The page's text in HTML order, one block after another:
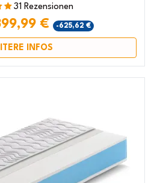
31 Rezensionen
€ -625,62 €
INFOS